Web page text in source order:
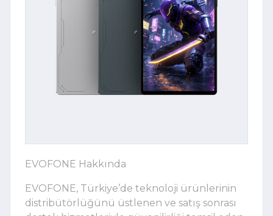
EVOFONE Hakkında
EVOFONE, Türkiye’de teknoloji ürünlerinin
distribütörlüğünü üstlenen ve satış sonrası